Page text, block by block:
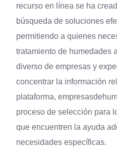
recurso en línea se ha
búsqueda de soluciones
permitiendo a quienes
tratamiento de humedades
diverso de empresas y
concentrar la información
plataforma,
proceso de selección para
que encuentren la ayuda
necesidades específicas.